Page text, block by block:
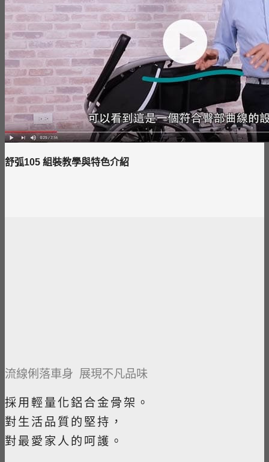
舒弧105 組裝教學與特色介紹
流線俐落車身 展現不凡品味
採用輕量化鋁合金骨架。
對生活品質的堅持，
對最愛家人的呵護。